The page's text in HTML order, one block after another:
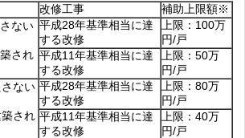
改修工事
補助上限額※
ない
され
平成28年基準相当に達
する改修
上限：100万
円/戸
平成11年基準相当に達
する改修
上限：50万
円/戸
ない
築され
平成28年基準相当に達
する改修
上限：80万
円/戸
平成11年基準相当に達
する改修
上限：40万
円/戸